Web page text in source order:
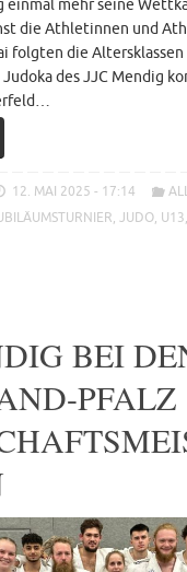
einmal mehr seine
die Athletinnen und
folgten die
des JJC Mendig
12. MAI 2025 - 17:14
, JUDO, U13,
BEI
PFALZ